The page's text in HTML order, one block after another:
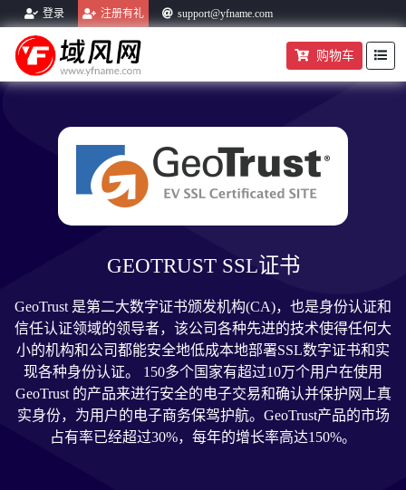
登录 注册有礼 support@yfname.com
帮助中心 域名转入
购物车
GEOTRUST SSL证书
GeoTrust 是第二大数字证书颁发机构(CA)，也是身份认证和
信任认证领域的领导者，该公司各种先进的技术使得任何大
小的机构和公司都能安全地低成本地部署SSL数字证书和实
现各种身份认证。 150多个国家有超过10万个用户在使用
GeoTrust 的产品来进行安全的电子交易和确认并保护网上真
实身份，为用户的电子商务保驾护航。GeoTrust产品的市场
占有率已经超过30%，每年的增长率高达150%。